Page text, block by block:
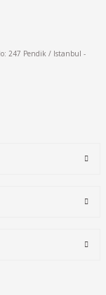
247 Pendik / Istanbul -